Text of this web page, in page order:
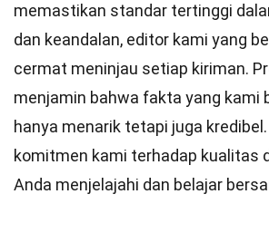
memastikan standar tertinggi
dan keandalan, editor kami yang
cermat meninjau setiap kiriman.
menjamin bahwa fakta yang kami
hanya menarik tetapi juga
komitmen kami terhadap kualitas
Anda menjelajahi dan belajar